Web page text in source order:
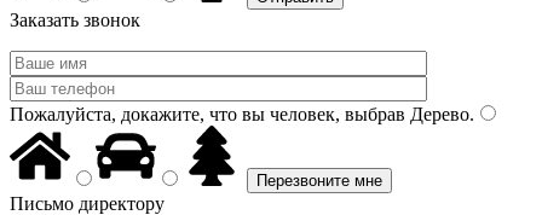
Заказать звонок
Пожалуйста, докажите, что вы человек, выбрав Дерево.
Письмо директору